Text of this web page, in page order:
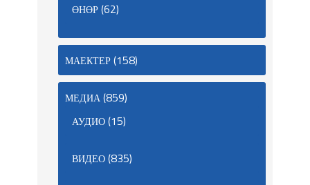
ӨНӨР(62)
МАЕКТЕР(158)
МЕДИА(859)
АУДИО(15)
ВИДЕО(835)